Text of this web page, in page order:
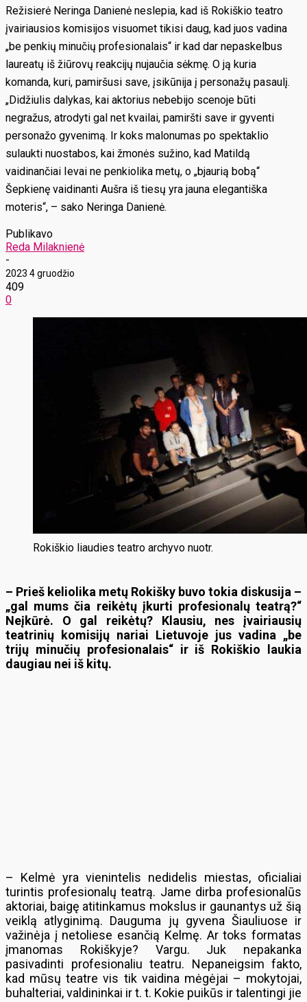
Režisierė Neringa Danienė neslepia, kad iš Rokiškio teatro
įvairiausios komisijos visuomet tikisi daug, kad juos vadina
„be penkių minučių profesionalais“ ir kad dar nepaskelbus
laureatų iš žiūrovų reakcijų nujaučia sėkmę. O ją kuria
komanda, kuri, pamiršusi save, įsikūnija į personažų pasaulį.
„Didžiulis dalykas, kai aktorius nebebijo scenoje būti
negražus, atrodyti gal net kvailai, pamiršti save ir gyventi
personažo gyvenimą. Ir koks malonumas po spektaklio
sulaukti nuostabos, kai žmonės sužino, kad Matildą
vaidinančiai Ievai ne penkiolika metų, o „bjaurią bobą“
Šepkienę vaidinanti Aušra iš tiesų yra jauna elegantiška
moteris“, – sako Neringa Danienė.
Publikavo
Reda Milaknienė
-
2023 4 gruodžio
409
0
Rokiškio liaudies teatro archyvo nuotr.
– Prieš keliolika metų Rokišky buvo tokia diskusija –
„gal mums čia reikėtų įkurti profesionalų teatrą?“
Neįkūrė. O gal reikėtų? Klausiu, nes įvairiausių
teatrinių komisijų nariai Lietuvoje jus vadina „be
trijų minučių profesionalais“ ir iš Rokiškio laukia
daugiau nei iš kitų.
– Kelmė yra vienintelis nedidelis miestas, oficialiai
turintis profesionalų teatrą. Jame dirba profesionalūs
aktoriai, baigę atitinkamus mokslus ir gaunantys už šią
veiklą atlyginimą. Dauguma jų gyvena Šiauliuose ir
važinėja į netoliese esančią Kelmę. Ar toks formatas
įmanomas Rokiškyje? Vargu. Juk nepakanka
pasivadinti profesionaliu teatru. Nepaneigsim fakto,
kad mūsų teatre vis tik vaidina mėgėjai – mokytojai,
buhalteriai, valdininkai ir t. t. Kokie puikūs ir talentingi jie